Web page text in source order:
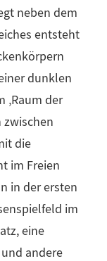
neben dem
entsteht
dunklen
‚Raum der
zwischen
die
im Freien
in der ersten
im
eine
andere